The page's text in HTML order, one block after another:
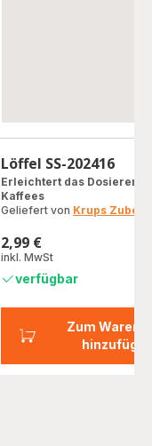
Zum
Löffel SS-202416
Erleichtert das Dosieren
Kaffees
Geliefert von Krups
Preis
2,99 €
inkl. MwSt
verfügbar